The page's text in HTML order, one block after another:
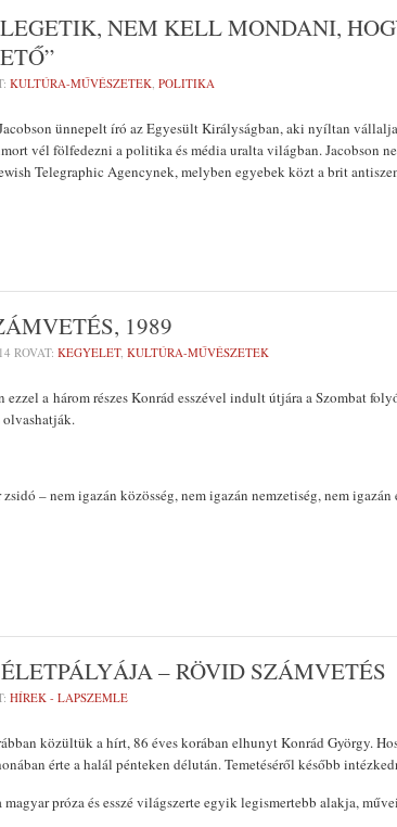
NEM KELL MONDANI,
KULTÚRA-MŰVÉSZETEK, POLITIKA
ünnepelt író az Egyesült Királyságban, aki nyíltan
vél fölfedezni a politika és média uralta világban. Jacobson
Telegraphic Agencynek, melyben egyebek közt a brit
1989
ROVAT: KEGYELET, KULTÚRA-MŰVÉSZETEK
ezzel a három részes Konrád esszével indult útjára a Szombat
– nem igazán közösség, nem igazán nemzetiség, nem
– RÖVID SZÁMVETÉS
HÍREK - LAPSZEMLE
közültük a hírt, 86 éves korában elhunyt Konrád György.
érte a halál pénteken délután. Temetéséről később
magyar próza és esszé világszerte egyik legismertebb alakja,